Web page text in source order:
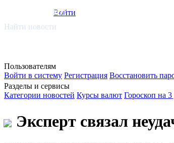
smi.mobi
Войти
Найти новости
Пользователям
Войти в систему Регистрация Восстановить
Разделы и сервисы
Категории новостей Курсы валют Гороскоп на 3
Эксперт связал